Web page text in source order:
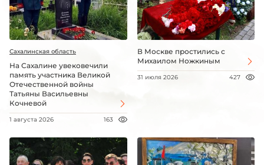
Сахалинская область
На Сахалине увековечили
память участника Великой
Отечественной войны
Татьяны Васильевны
Кочневой
1 августа 2026 163
В Москве простились с
Михаилом Ножкиным
31 июля 2026 427